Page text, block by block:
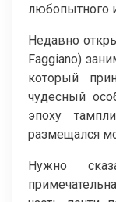
любопытного
Недавно
Faggiano)
который
чудесный
эпоху
размещался
Нужно